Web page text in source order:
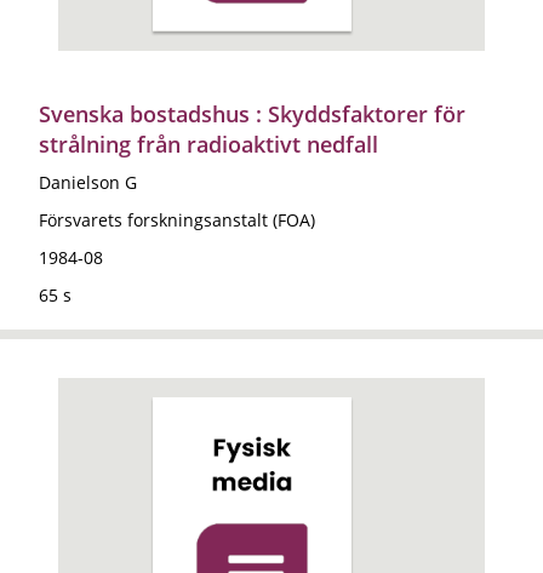
Svenska bostadshus : Skyddsfaktorer för
strålning från radioaktivt nedfall
Danielson G
Försvarets forskningsanstalt (FOA)
1984-08
65 s